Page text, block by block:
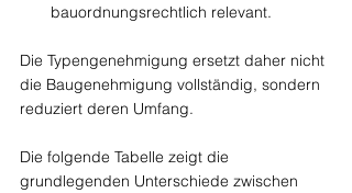
bauordnungsrechtlich relevant.
Die Typengenehmigung ersetzt daher nicht
die Baugenehmigung vollständig, sondern
reduziert deren Umfang.
Die folgende Tabelle zeigt die
grundlegenden Unterschiede zwischen